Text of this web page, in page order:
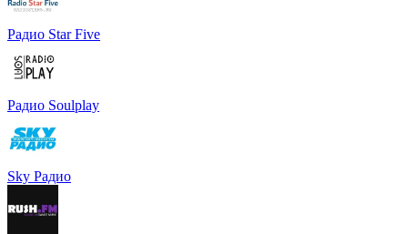
Радио Star Five
Радио Soulplay
Sky Радио